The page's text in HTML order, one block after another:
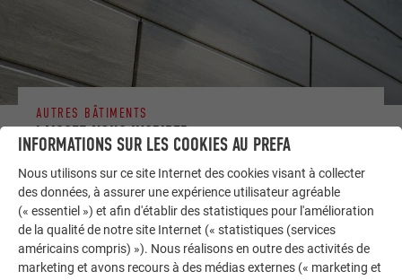
LAISSEZ-VOUS INSPIRER
AUTRES BÂTIMENTS
La galerie de références PREFA démontre la
polyvalence de l’aluminium. Découvrez d’autres projets
impressionnants avec les solutions en aluminium
durables de PREFA pour toitures, systèmes solaires et
façades.
INFORMATIONS SUR LES COOKIES AU PREFA
Nous utilisons sur ce site Internet des cookies visant à collecter
des données, à assurer une expérience utilisateur agréable
(« essentiel ») et afin d'établir des statistiques pour l'amélioration
de la qualité de notre site Internet (« statistiques (services
américains compris) »). Nous réalisons en outre des activités de
marketing et avons recours à des médias externes (« marketing et